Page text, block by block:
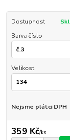
Dostupnost
Barva číslo
Velikost
Nejsme plátci DPH
359 Kč/ks